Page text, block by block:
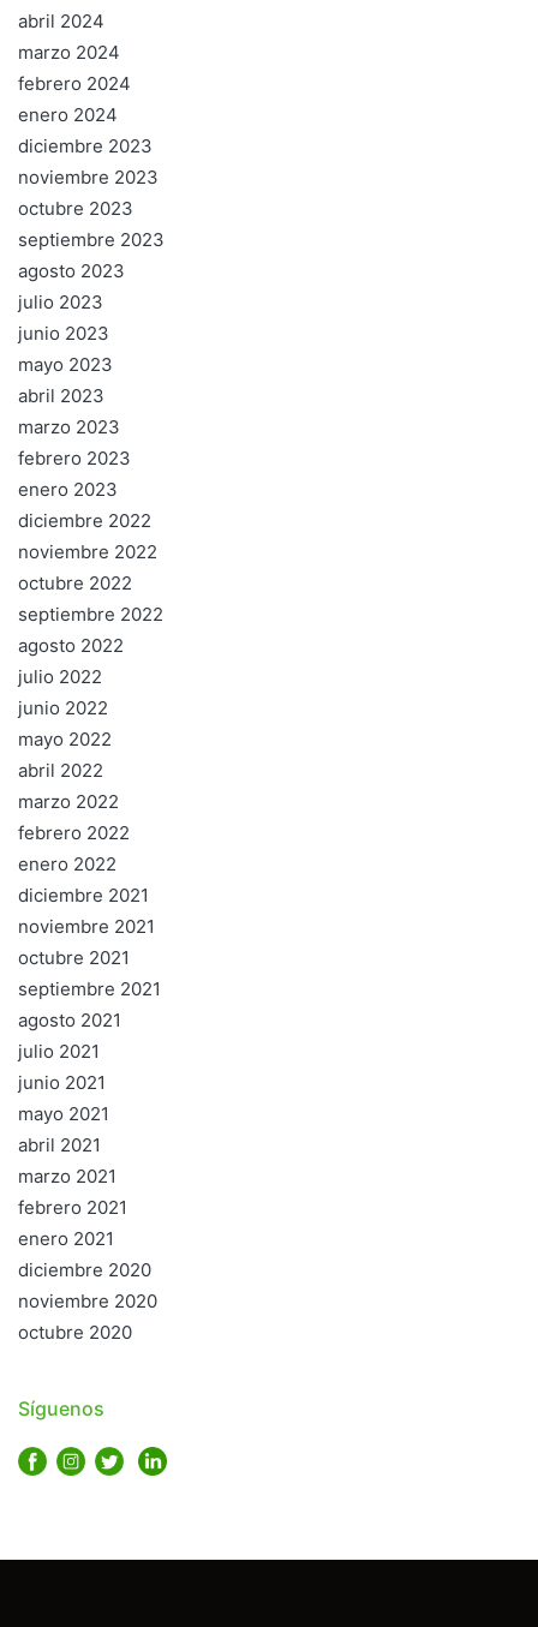
abril 2024
marzo 2024
febrero 2024
enero 2024
diciembre 2023
noviembre 2023
octubre 2023
septiembre 2023
agosto 2023
julio 2023
junio 2023
mayo 2023
abril 2023
marzo 2023
febrero 2023
enero 2023
diciembre 2022
noviembre 2022
octubre 2022
septiembre 2022
agosto 2022
julio 2022
junio 2022
mayo 2022
abril 2022
marzo 2022
febrero 2022
enero 2022
diciembre 2021
noviembre 2021
octubre 2021
septiembre 2021
agosto 2021
julio 2021
junio 2021
mayo 2021
abril 2021
marzo 2021
febrero 2021
enero 2021
diciembre 2020
noviembre 2020
octubre 2020
Síguenos